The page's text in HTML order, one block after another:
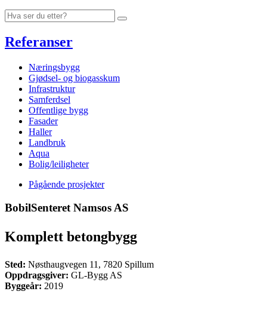
Referanser
Næringsbygg
Gjødsel- og biogasskum
Infrastruktur
Samferdsel
Offentlige bygg
Fasader
Haller
Landbruk
Aqua
Bolig/leiligheter
Pågående prosjekter
BobilSenteret Namsos AS
Komplett betongbygg
Sted: Nøsthaugvegen 11, 7820 Spillum
Oppdragsgiver: GL-Bygg AS
Byggeår: 2019